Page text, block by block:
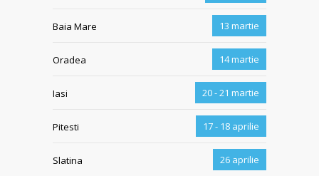
Baia Mare 13 martie
Oradea 14 martie
Iasi 20 - 21 martie
Pitesti 17 - 18 aprilie
Slatina 26 aprilie